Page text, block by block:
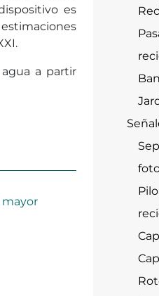
es
a partir
mayor